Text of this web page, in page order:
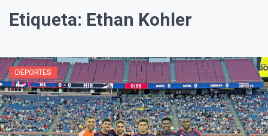
Etiqueta: Ethan Kohler
DEPORTES